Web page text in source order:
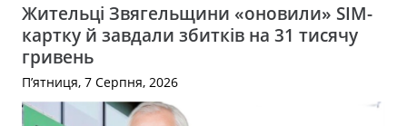
Жительці Звягельщини «оновили» SIM-
картку й завдали збитків на 31 тисячу
гривень
П’ятниця, 7 Серпня, 2026